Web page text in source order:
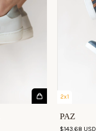
2x1
PAZ
$143.68 USD